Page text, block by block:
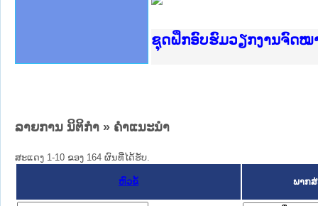
Ministry of Justice Lao
ເຜີຍແຜ່ວັບໄຊຈົດໝາຍເຫດ
ກະຊວງຍຸຕິທຳ
ຊຸດຝຶກອົບຮົມວຽກງານຈົດໝ
ກອງປະຊຸມທົບທວນຄືນການ
ຝຶກອົບຮົມ ຜູ່ປະສານງານວຽ
ຝຶກອົບຮົມ ຜູ່ປະສານງານວຽ
ເຜີຍແຜ່ແອັບກົດໝາຍລາວ
ເຜີຍແຜ່ແອັບກົດໝາຍລາວ ແ
ຍົກລະດັບວຽກງານຈົດໝາຍ
ຊຸດຝຶກອົບຮົມວຽກງານຈົດໝ
ລາຍການ ນິຕິກໍາ » ຄໍາແນະນໍາ
ສະແດງ 1-10 ຂອງ 164 ຜົນທີ່ໄດ້ຮັບ.
ຫົວຂໍ້ ພາກ